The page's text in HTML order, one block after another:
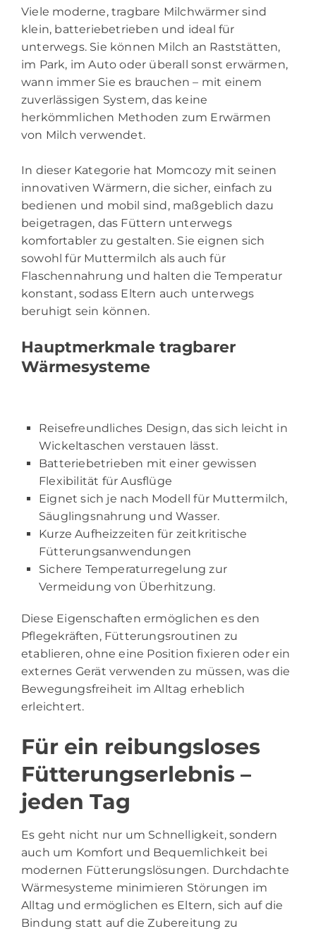
Viele moderne, tragbare Milchwärmer sind
klein, batteriebetrieben und ideal für
unterwegs. Sie können Milch an Raststätten,
im Park, im Auto oder überall sonst erwärmen,
wann immer Sie es brauchen – mit einem
zuverlässigen System, das keine
herkömmlichen Methoden zum Erwärmen
von Milch verwendet.
In dieser Kategorie hat Momcozy mit seinen
innovativen Wärmern, die sicher, einfach zu
bedienen und mobil sind, maßgeblich dazu
beigetragen, das Füttern unterwegs
komfortabler zu gestalten. Sie eignen sich
sowohl für Muttermilch als auch für
Flaschennahrung und halten die Temperatur
konstant, sodass Eltern auch unterwegs
beruhigt sein können.
Hauptmerkmale tragbarer
Wärmesysteme
Reisefreundliches Design, das sich leicht in
Wickeltaschen verstauen lässt.
Batteriebetrieben mit einer gewissen
Flexibilität für Ausflüge
Eignet sich je nach Modell für Muttermilch,
Säuglingsnahrung und Wasser.
Kurze Aufheizzeiten für zeitkritische
Fütterungsanwendungen
Sichere Temperaturregelung zur
Vermeidung von Überhitzung.
Diese Eigenschaften ermöglichen es den
Pflegekräften, Fütterungsroutinen zu
etablieren, ohne eine Position fixieren oder ein
externes Gerät verwenden zu müssen, was die
Bewegungsfreiheit im Alltag erheblich
erleichtert.
Für ein reibungsloses
Fütterungserlebnis –
jeden Tag
Es geht nicht nur um Schnelligkeit, sondern
auch um Komfort und Bequemlichkeit bei
modernen Fütterungslösungen. Durchdachte
Wärmesysteme minimieren Störungen im
Alltag und ermöglichen es Eltern, sich auf die
Bindung statt auf die Zubereitung zu